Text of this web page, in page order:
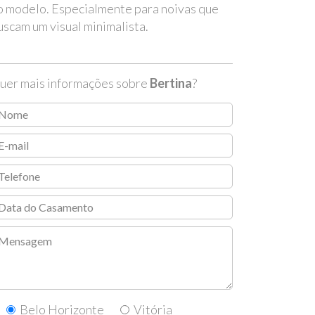
modelo. Especialmente para noivas que
um visual minimalista.
mais informações sobre Bertina?
Belo Horizonte Vitória